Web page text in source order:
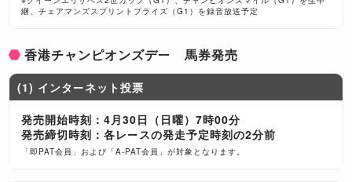
継、チェアマンズスプリントプライズ（G1）を録音放送予定
香港チャンピオンズデー 馬券発売
(1) インターネット投票
発売開始時刻：4月30日（日曜）7時00分
発売締切時刻：各レースの発走予定時刻の2分前
「即PAT会員」および「A-PAT会員」が対象となります。